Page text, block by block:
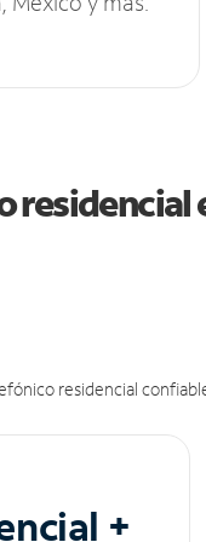
residencial
+